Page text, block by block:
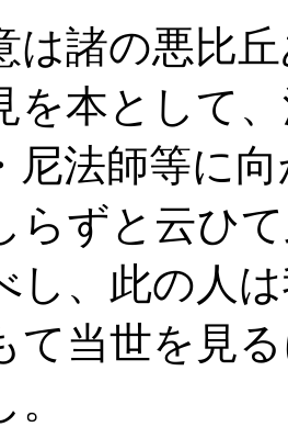
は諸の悪比
を本として
尼法師等に
らずと云ひ
し、此の人
て当世を見